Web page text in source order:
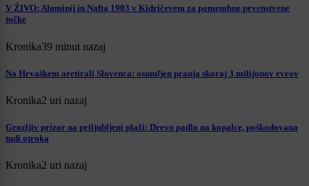
V ŽIVO: Aluminij in Nafta 1903 v Kidričevem za pomembne prvenstvene
točke
Kronika39 minut nazaj
Na Hrvaškem aretirali Slovenca: osumljen pranja skoraj 3 milijonov evrov
Kronika2 uri nazaj
Grozljiv prizor na priljubljeni plaži: Drevo padlo na kopalce, poškodovana
tudi otroka
Kronika2 uri nazaj